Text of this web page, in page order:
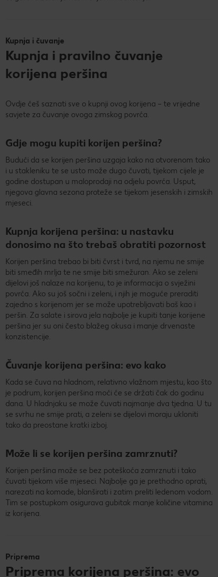
Kupnja i čuvanje
Kupnja i pravilno čuvanje
korijena peršina
Ovdje ćeš saznati sve o kupnji ovog korijena – te vrijedne
savjete za čuvanje ovoga zimskog povrća.
Gdje mogu kupiti korijen peršina?
Budući da se korijen peršina uzgaja kako na otvorenom tako
i u stakleniku te se usto može dugo čuvati, tijekom cijele je
godine dostupan u maloprodaji na odjelu povrća. Usput,
njegova glavna sezona proteže se tijekom jesenskih i zimskih
mjeseci.
Kupnja korijena peršina: u nastavku
donosimo na što trebaš obratiti pozornost
Korijen peršina trebao bi biti čvrst i tvrd, na njemu ne smije
biti smeđih mrlja te ne smije biti smežuran. Ako se zeleni
dijelovi još nalaze na korijenu, to je informacija o svježini
povrća. Ako su još sočni i zeleni, i njih je moguće preraditi
zajedno s korijenom jer se može upotrebljavati baš kao i
peršin. Za salate i sirova jela najbolje je kupiti tanje korijene
peršina jer su oni često blažeg okusa i manje drvenaste
konzistencije.
Čuvanje korijena peršina: evo kako
Kada se čuva na hladnom, relativno vlažnom mjestu, kao što
je podrum, korijen peršina moći će se držati čak do godinu
dana. U hladnjaku se može čuvati najmanje dva tjedna. U tu
se svrhu ne smije prati, a zeleni se dijelovi moraju ukloniti
tako da preostane kratki izboj.
Može li se korijen peršina zamrznuti?
Korijen peršina može se bez poteškoća zamrznuti i tako
čuvati tijekom više mjeseci. Najbolje ga je prethodno oprati,
narezati na komade, blanširati i zatim preliti ledenom vodom.
Tim se postupkom osigurava gubitak manje količine vitamina
iz korijena.
Priprema
Priprema korijena peršina: evo